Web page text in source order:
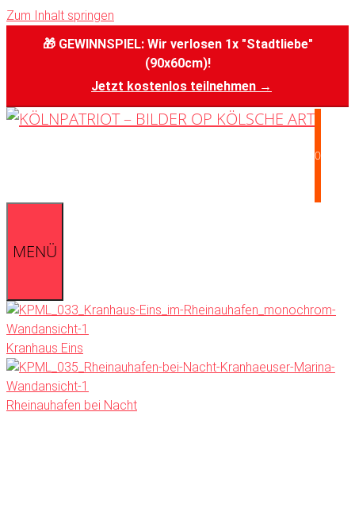
Zum Inhalt springen
🎁 GEWINNSPIEL: Wir verlosen 1x "Stadtliebe"
(90x60cm)!
Jetzt kostenlos teilnehmen →
0
MENÜ
Kranhaus Eins
Rheinauhafen bei Nacht